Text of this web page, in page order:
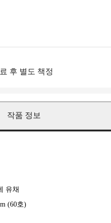
후 별도 책정
작품 정보
유채
(60호)